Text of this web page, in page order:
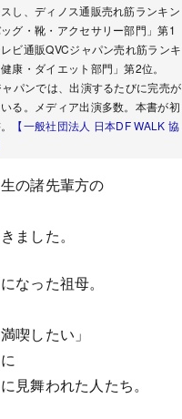
し、ディノス通販売れ筋ランキン
グ・靴・アクセサリー部門」第1
ビ通販QVCジャパン売れ筋ランキ
康・ダイエット部門」第2位。
パンでは、出演するたびに完売が
る。メディア出演多数。本書が初
【一般社団法人 日本DF WALK 協
の諸先輩方の
ました。
なった祖母。
喫したい」
見舞われた人たち。